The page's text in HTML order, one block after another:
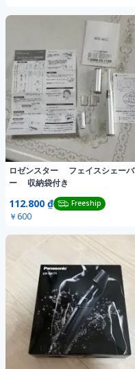
ロゼンスター フェイスシェーバ
ー 収納袋付き
112.800 ₫ Freeship
￥600